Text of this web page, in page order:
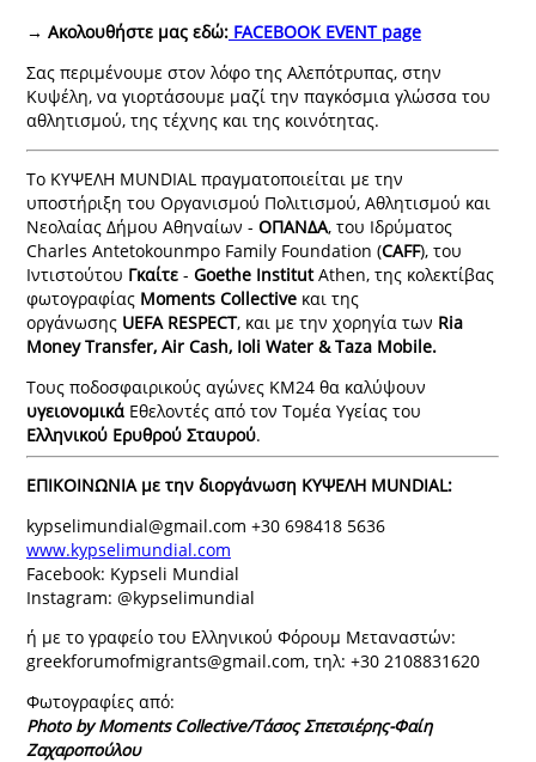
→ Ακολουθήστε μας εδώ:FACEBOOK EVENT page
Σας περιμένουμε στον λόφο της Αλεπότρυπας, στην
Κυψέλη, να γιορτάσουμε μαζί την παγκόσμια γλώσσα του
αθλητισμού, της τέχνης και της κοινότητας.
Το ΚΥΨΕΛΗ MUNDIAL πραγματοποιείται με την
υποστήριξη του Οργανισμού Πολιτισμού, Αθλητισμού και
Νεολαίας Δήμου Αθηναίων - ΟΠΑΝΔΑ, του Ιδρύματος
Charles Antetokounmpo Family Foundation (CAFF), του
Ιντιστούτου Γκαίτε- Goethe InstitutAthen, της κολεκτίβας
φωτογραφίας Moments Collectiveκαι της
οργάνωσης UEFA RESPECT, και με την χορηγία των Ria
Money Transfer, Air Cash, Ioli Water & Taza Mobile.
Τους ποδοσφαιρικούς αγώνες KM24 θα καλύψουν
υγειονομικάΕθελοντές από τον Τομέα Υγείας του
Ελληνικού Ερυθρού Σταυρού.
ΕΠΙΚΟΙΝΩΝΙΑ με την διοργάνωση ΚΥΨΕΛΗ MUNDIAL:
kypselimundial@gmail.com +30 698418 5636
www.kypselimundial.com
Facebook: Kypseli Mundial
Instagram: @kypselimundial
ή με το γραφείο του Ελληνικού Φόρουμ Μεταναστών:
greekforumofmigrants@gmail.com, τηλ: +30 2108831620
Φωτογραφίες από:
Photo by Moments Collective/Τάσος Σπετσιέρης-Φαίη
Ζαχαροπούλου